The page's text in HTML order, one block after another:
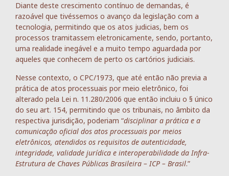
Diante deste crescimento contínuo de demandas, é
razoável que tivéssemos o avanço da legislação com a
tecnologia, permitindo que os atos judicias, bem os
processos tramitassem eletronicamente, sendo, portanto,
uma realidade inegável e a muito tempo aguardada por
aqueles que conhecem de perto os cartórios judiciais.
Nesse contexto, o CPC/1973, que até então não previa a
prática de atos processuais por meio eletrônico, foi
alterado pela Lei n. 11.280/2006 que então incluiu o § único
do seu art. 154, permitindo que os tribunais, no âmbito da
respectiva jurisdição, poderiam “disciplinar a prática e a
comunicação oficial dos atos processuais por meios
eletrônicos, atendidos os requisitos de autenticidade,
integridade, validade jurídica e interoperabilidade da Infra-
Estrutura de Chaves Públicas Brasileira – ICP – Brasil.”